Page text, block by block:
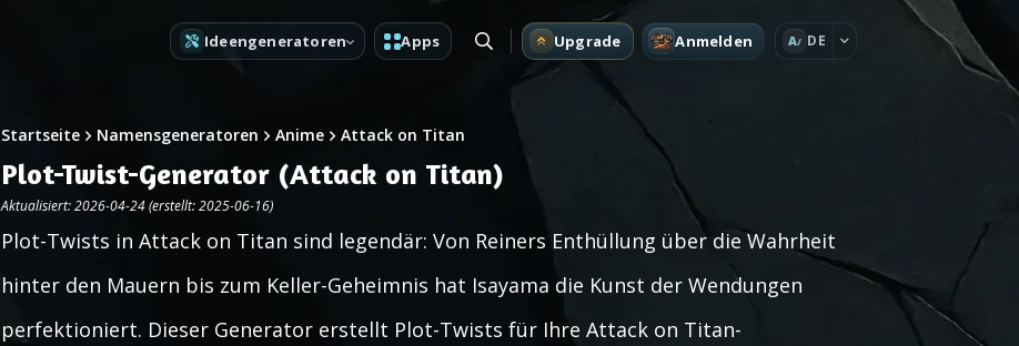
Ideengeneratoren Apps Upgrade Anmelden A DE
Startseite Namensgeneratoren Anime Attack on Titan
Plot-Twist-Generator (Attack on Titan)
Aktualisiert: 2026-04-24 (erstellt: 2025-06-16)
Plot-Twists in Attack on Titan sind legendär: Von Reiners Enthüllung über die Wahrheit
hinter den Mauern bis zum Keller-Geheimnis hat Isayama die Kunst der Wendungen
perfektioniert. Dieser Generator erstellt Plot-Twists für Ihre Attack on Titan-